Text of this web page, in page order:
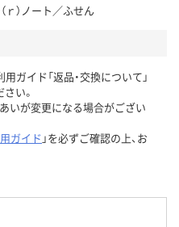
ｒ）ノート／ふせん
ガイド「返品・交換について」
い。
いが変更になる場合がござい
ガイド 」を必ずご確認の上、お